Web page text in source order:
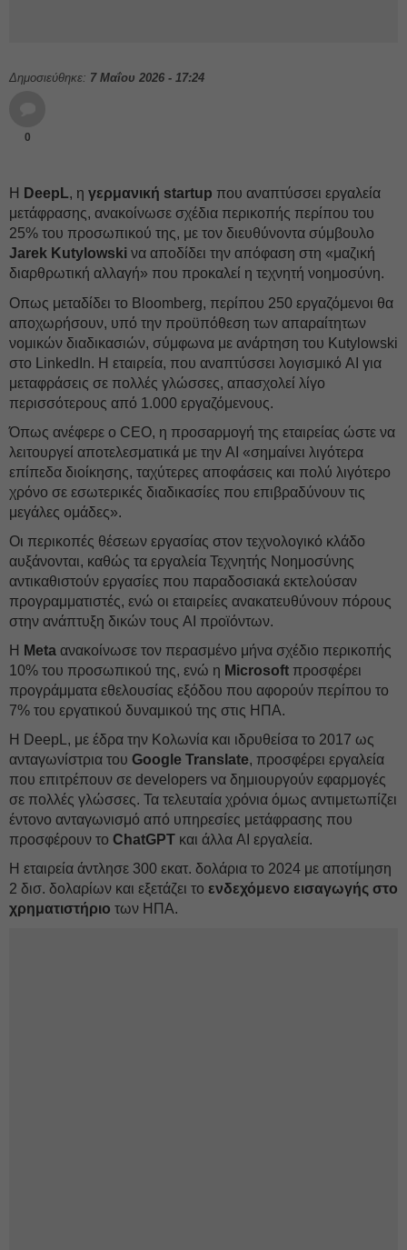
Δημοσιεύθηκε: 7 Μαΐου 2026 - 17:24
0
Η DeepL, η γερμανική startup που αναπτύσσει εργαλεία
μετάφρασης, ανακοίνωσε σχέδια περικοπής περίπου του
25% του προσωπικού της, με τον διευθύνοντα σύμβουλο
Jarek Kutylowski να αποδίδει την απόφαση στη «μαζική
διαρθρωτική αλλαγή» που προκαλεί η τεχνητή νοημοσύνη.
Οπως μεταδίδει το Bloomberg, περίπου 250 εργαζόμενοι θα
αποχωρήσουν, υπό την προϋπόθεση των απαραίτητων
νομικών διαδικασιών, σύμφωνα με ανάρτηση του Kutylowski
στο LinkedIn. Η εταιρεία, που αναπτύσσει λογισμικό AI για
μεταφράσεις σε πολλές γλώσσες, απασχολεί λίγο
περισσότερους από 1.000 εργαζόμενους.
Όπως ανέφερε ο CEO, η προσαρμογή της εταιρείας ώστε να
λειτουργεί αποτελεσματικά με την AI «σημαίνει λιγότερα
επίπεδα διοίκησης, ταχύτερες αποφάσεις και πολύ λιγότερο
χρόνο σε εσωτερικές διαδικασίες που επιβραδύνουν τις
μεγάλες ομάδες».
Οι περικοπές θέσεων εργασίας στον τεχνολογικό κλάδο
αυξάνονται, καθώς τα εργαλεία Τεχνητής Νοημοσύνης
αντικαθιστούν εργασίες που παραδοσιακά εκτελούσαν
προγραμματιστές, ενώ οι εταιρείες ανακατευθύνουν πόρους
στην ανάπτυξη δικών τους AI προϊόντων.
Η Meta ανακοίνωσε τον περασμένο μήνα σχέδιο περικοπής
10% του προσωπικού της, ενώ η Microsoft προσφέρει
προγράμματα εθελουσίας εξόδου που αφορούν περίπου το
7% του εργατικού δυναμικού της στις ΗΠΑ.
Η DeepL, με έδρα την Κολωνία και ιδρυθείσα το 2017 ως
ανταγωνίστρια του Google Translate, προσφέρει εργαλεία
που επιτρέπουν σε developers να δημιουργούν εφαρμογές
σε πολλές γλώσσες. Τα τελευταία χρόνια όμως αντιμετωπίζει
έντονο ανταγωνισμό από υπηρεσίες μετάφρασης που
προσφέρουν το ChatGPT και άλλα AI εργαλεία.
Η εταιρεία άντλησε 300 εκατ. δολάρια το 2024 με αποτίμηση
2 δισ. δολαρίων και εξετάζει το ενδεχόμενο εισαγωγής στο
χρηματιστήριο των ΗΠΑ.